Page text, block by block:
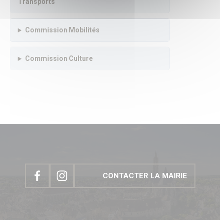
TUS & Transports collectifs
Où se garer à Senlis ?
Travaux & démarches voirie
Financement des travaux anti-inondations pour les
Autres organes de sécurité publique
Gestion de l’Eau
Senlis Ville Propre
Gestion des déchets
Transports
Commission Mobilités
Commission Culture
CONTACTER LA MAIRIE